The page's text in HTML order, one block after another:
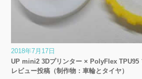
2018年7月17日
UP mini2 3Dプリンター × PolyFlex TPU95
レビュー投稿（制作物：車輪とタイヤ）